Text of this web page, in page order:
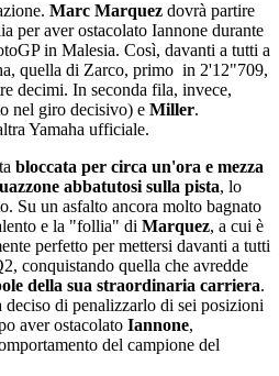
Marc Marquez dovrà partire
per aver ostacolato Iannone durante
in Malesia. Così, davanti a tutti a
quella di Zarco, primo in 2'12"709,
decimi. In seconda fila, invece,
nel giro decisivo) e Miller.
Yamaha ufficiale.
bloccata per circa un'ora e mezza
abbatutosi sulla pista, lo
Su un asfalto ancora molto bagnato
e la "follia" di Marquez, a cui è
perfetto per mettersi davanti a tutti
conquistando quella che avredde
della sua straordinaria carriera.
di penalizzarlo di sei posizioni
aver ostacolato Iannone,
del campione del